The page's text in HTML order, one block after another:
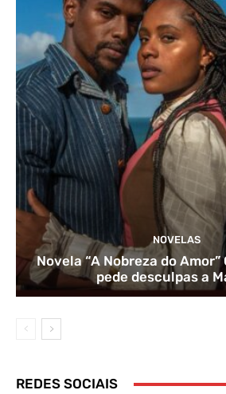
NOVELAS
Novela “A Nobreza do
pede desculpas a
REDES SOCIAIS